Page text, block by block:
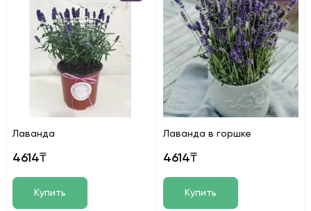
Лаванда
4614₸
Купить
Лаванда в горшке
4614₸
Купить